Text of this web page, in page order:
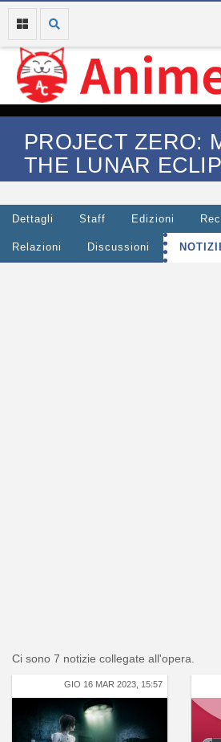
PROJECT ZERO:
THE LUNAR
Dettagli Staff Edizioni
Relazioni Discussioni
Ci sono 7 notizie collegate all'opera.
GIO 16 MAR 2023, 15:57